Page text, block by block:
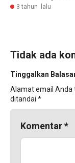
3 tahun lalu
Tidak ada
Tinggalkan
Alamat email Anda
ditandai *
Komentar*